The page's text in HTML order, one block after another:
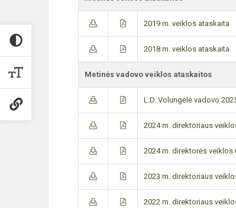
2019 m. veiklos ataskaita
2018 m. veiklos ataskaita
Metinės vadovo veiklos ataskaitos
L.D. Volungėlė vadovo
2024 m. direktoriaus
2024 m. direktorės veiklos
2023 m. direktoriaus
2022 m. direktoriaus